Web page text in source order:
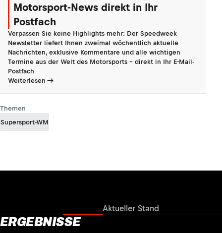
Motorsport-News direkt in Ihr
Postfach
Verpassen Sie keine Highlights mehr: Der Speedweek
Newsletter liefert Ihnen zweimal wöchentlich aktuelle
Nachrichten, exklusive Kommentare und alle wichtigen
Termine aus der Welt des Motorsports - direkt in Ihr E-Mail-
Postfach
Weiterlesen
Themen
Supersport-WM
Aktueller Stand
ERGEBNISSE